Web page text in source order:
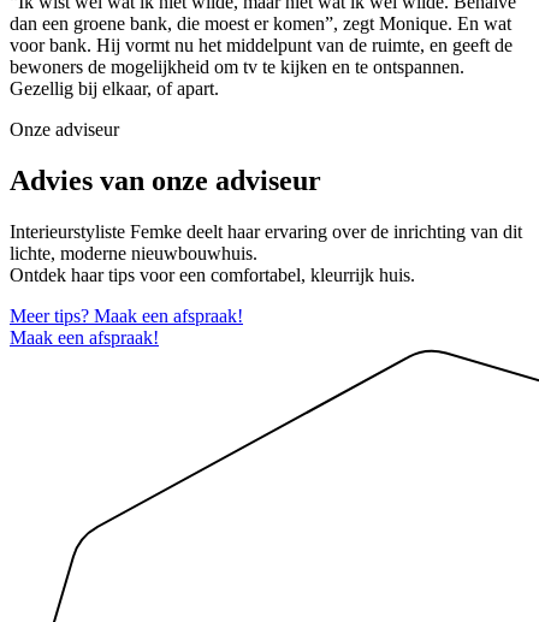
dan een groene bank, die moest er komen”, zegt Monique. En wat
voor bank. Hij vormt nu het middelpunt van de ruimte, en geeft de
bewoners de mogelijkheid om tv te kijken en te ontspannen.
Gezellig bij elkaar, of apart.
Onze adviseur
Advies van onze adviseur
Interieurstyliste Femke deelt haar ervaring over de inrichting van dit
lichte, moderne nieuwbouwhuis.
Ontdek haar tips voor een comfortabel, kleurrijk huis.
Meer tips? Maak een afspraak!
Maak een afspraak!